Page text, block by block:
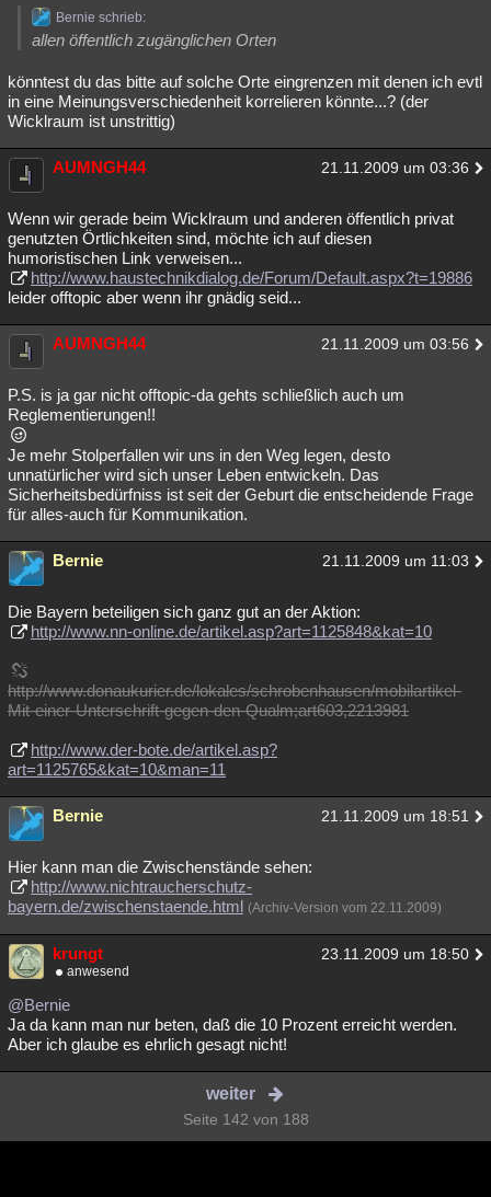
Bernie schrieb:
allen öffentlich zugänglichen Orten
könntest du das bitte auf solche Orte eingrenzen mit denen ich evtl
in eine Meinungsverschiedenheit korrelieren könnte...? (der
Wicklraum ist unstrittig)
AUMNGH44 21.11.2009 um 03:36
Wenn wir gerade beim Wicklraum und anderen öffentlich privat
genutzten Örtlichkeiten sind, möchte ich auf diesen
humoristischen Link verweisen...
http://www.haustechnikdialog.de/Forum/Default.aspx?t=19886
leider offtopic aber wenn ihr gnädig seid...
AUMNGH44 21.11.2009 um 03:56
P.S. is ja gar nicht offtopic-da gehts schließlich auch um
Reglementierungen!!
Je mehr Stolperfallen wir uns in den Weg legen, desto
unnatürlicher wird sich unser Leben entwickeln. Das
Sicherheitsbedürfniss ist seit der Geburt die entscheidende Frage
für alles-auch für Kommunikation.
Bernie 21.11.2009 um 11:03
Die Bayern beteiligen sich ganz gut an der Aktion:
http://www.nn-online.de/artikel.asp?art=1125848&kat=10
http://www.donaukurier.de/lokales/schrobenhausen/mobilartikel-
Mit-einer-Unterschrift-gegen-den-Qualm;art603,2213981
http://www.der-bote.de/artikel.asp?
art=1125765&kat=10&man=11
Bernie 21.11.2009 um 18:51
Hier kann man die Zwischenstände sehen:
http://www.nichtraucherschutz-
bayern.de/zwischenstaende.html (Archiv-Version vom 22.11.2009)
krungt 23.11.2009 um 18:50
anwesend
@Bernie
Ja da kann man nur beten, daß die 10 Prozent erreicht werden.
Aber ich glaube es ehrlich gesagt nicht!
weiter
Seite 142 von 188